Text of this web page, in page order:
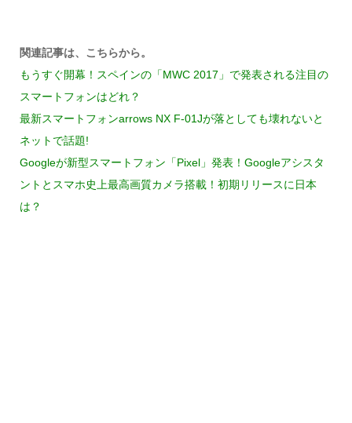
関連記事は、こちらから。
もうすぐ開幕！スペインの「MWC 2017」で発表される注目の
スマートフォンはどれ？
最新スマートフォンarrows NX F-01Jが落としても壊れないと
ネットで話題!
Googleが新型スマートフォン「Pixel」発表！Googleアシスタ
ントとスマホ史上最高画質カメラ搭載！初期リリースに日本
は？